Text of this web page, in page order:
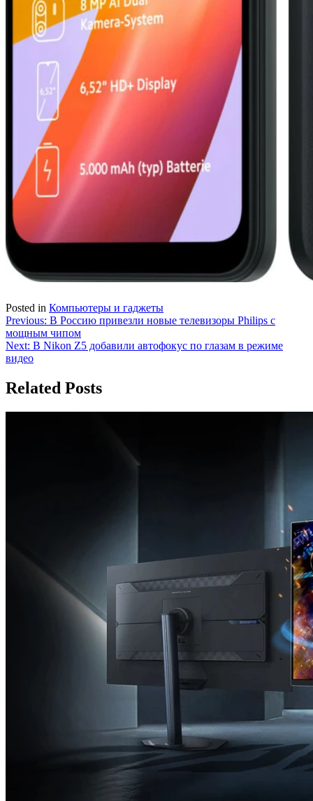
Posted in Компьютеры и гаджеты
Навигация
по
записям
Previous: В Россию привезли новые телевизоры Philips с
мощным чипом
Next: В Nikon Z5 добавили автофокус по глазам в режиме
видео
Related Posts